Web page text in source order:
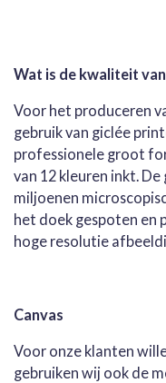
Wat is de kwaliteit
Voor het produceren
gebruik van giclée
professionele groot
van 12 kleuren inkt.
miljoenen
het doek gespoten en
hoge resolutie
Canvas
Voor onze klanten
gebruiken wij ook de